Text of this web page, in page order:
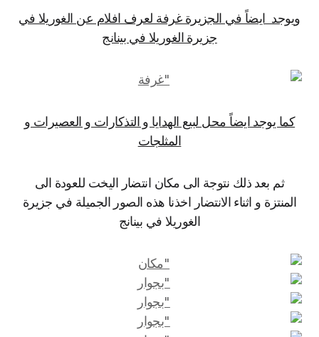
ويوجد ايضاً في الجزيرة غرفة لعرف افلام عن الغوريلا في
جزيرة الغوريلا في بينانج
كما يوجد ايضاً محل لبيع الهدايا و التذكارات و العصيرات و
المثلجات
ثم بعد ذلك نتوجة الى مكان انتضار اليخت للعودة الى
المنتزة و اثناء الانتضار اخذنا هذه الصور الجميلة في جزيرة
الغوريلا في بينانج